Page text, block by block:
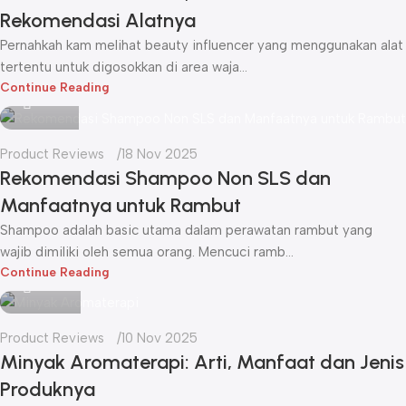
Rekomendasi Alatnya
Pernahkah kam melihat beauty influencer yang menggunakan alat
tertentu untuk digosokkan di area waja...
Continue Reading
seo
Product Reviews 18 Nov 2025
Rekomendasi Shampoo Non SLS dan
Manfaatnya untuk Rambut
Shampoo adalah basic utama dalam perawatan rambut yang
wajib dimiliki oleh semua orang. Mencuci ramb...
Continue Reading
Icha
Product Reviews 10 Nov 2025
Minyak Aromaterapi: Arti, Manfaat dan Jenis
Produknya